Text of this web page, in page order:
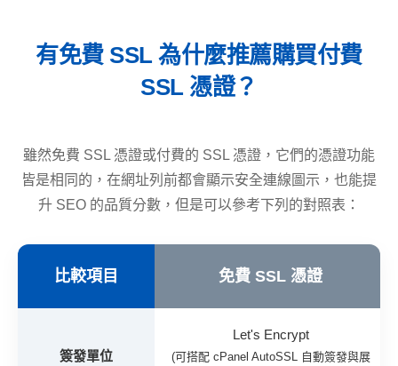
有免費 SSL 為什麼推薦購買付費
SSL 憑證？
雖然免費 SSL 憑證或付費的 SSL 憑證，它們的憑證功能
皆是相同的，在網址列前都會顯示安全連線圖示，也能提
升 SEO 的品質分數，但是可以參考下列的對照表：
比較項目 免費 SSL 憑證
簽發單位
Let's Encrypt
(可搭配 cPanel AutoSSL 自動簽發與展